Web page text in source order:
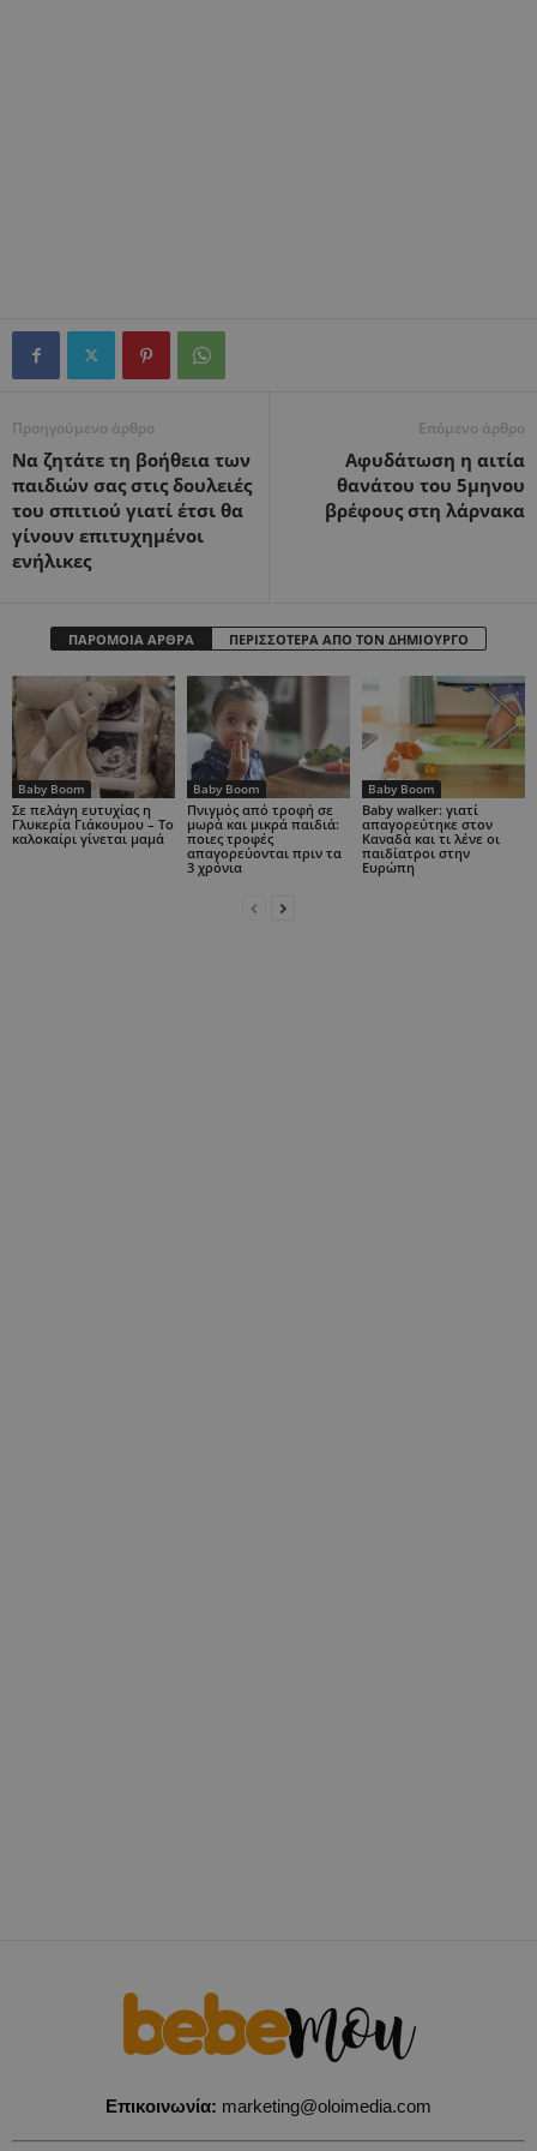
Προηγούμενο άρθρο
Να ζητάτε τη βοήθεια των
παιδιών σας στις δουλειές
του σπιτιού γιατί έτσι θα
γίνουν επιτυχημένοι
ενήλικες
Επόμενο άρθρο
Αφυδάτωση η αιτία
θανάτου του 5μηνου
βρέφους στη λάρνακα
ΠΑΡΟΜΟΙΑ ΑΡΘΡΑ ΠΕΡΙΣΣΟΤΕΡΑ ΑΠΟ ΤΟΝ ΔΗΜΙΟΥΡΓΟ
Baby Boom
Σε πελάγη ευτυχίας η
Γλυκερία Γιάκουμου – Το
καλοκαίρι γίνεται μαμά
Baby Boom
Πνιγμός από τροφή σε
μωρά και μικρά παιδιά:
ποιες τροφές
απαγορεύονται πριν τα
3 χρόνια
Baby Boom
Baby walker: γιατί
απαγορεύτηκε στον
Καναδά και τι λένε οι
παιδίατροι στην
Ευρώπη
Επικοινωνία: marketing@oloimedia.com